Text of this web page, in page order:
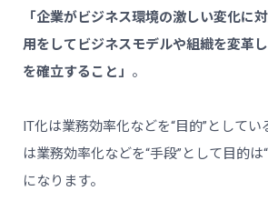
「企業がビジネス環境の激しい変化に
用をしてビジネスモデルや組織を変革
を確立すること」 。
IT化は業務効率化などを“目的”としてい
は業務効率化などを“手段”として目的は
になります。